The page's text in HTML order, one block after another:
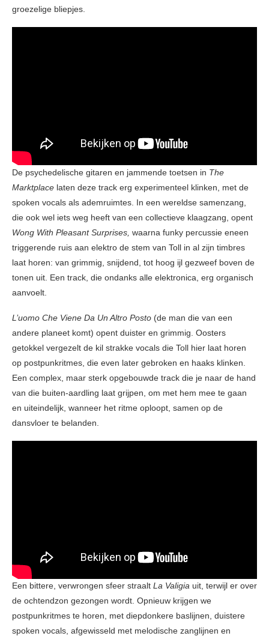
groezelige bliepjes.
De psychedelische gitaren en jammende toetsen in The
Marktplace laten deze track erg experimenteel klinken, met de
spoken vocals als ademruimtes. In een wereldse samenzang,
die ook wel iets weg heeft van een collectieve klaagzang, opent
Wong With Pleasant Surprises, waarna funky percussie eneen
triggerende ruis aan elektro de stem van Toll in al zijn timbres
laat horen: van grimmig, snijdend, tot hoog ijl gezweef boven de
tonen uit. Een track, die ondanks alle elektronica, erg organisch
aanvoelt.
L’uomo Che Viene Da Un Altro Posto (de man die van een
andere planeet komt) opent duister en grimmig. Oosters
getokkel vergezelt de kil strakke vocals die Toll hier laat horen
op postpunkritmes, die even later gebroken en haaks klinken.
Een complex, maar sterk opgebouwde track die je naar de hand
van die buiten-aardling laat grijpen, om met hem mee te gaan
en uiteindelijk, wanneer het ritme oploopt, samen op de
dansvloer te belanden.
Een bittere, verwrongen sfeer straalt La Valigia uit, terwijl er over
de ochtendzon gezongen wordt. Opnieuw krijgen we
postpunkritmes te horen, met diepdonkere baslijnen, duistere
spoken vocals, afgewisseld met melodische zanglijnen en